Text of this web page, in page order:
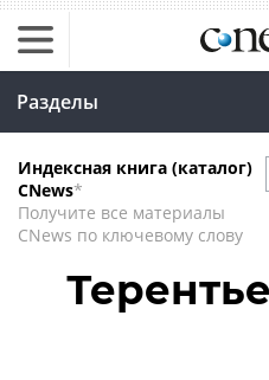
Разделы
Индексная книга (каталог)
CNews*
Получите все материалы
CNews по ключевому слову